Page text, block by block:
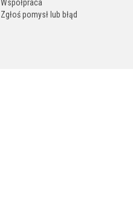
Współpraca
Zgłoś pomysł lub błąd